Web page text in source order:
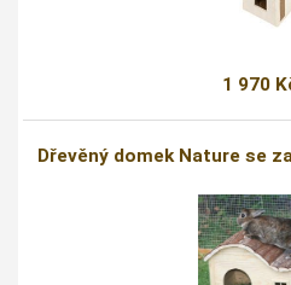
1 970
Dřevěný domek Nature se